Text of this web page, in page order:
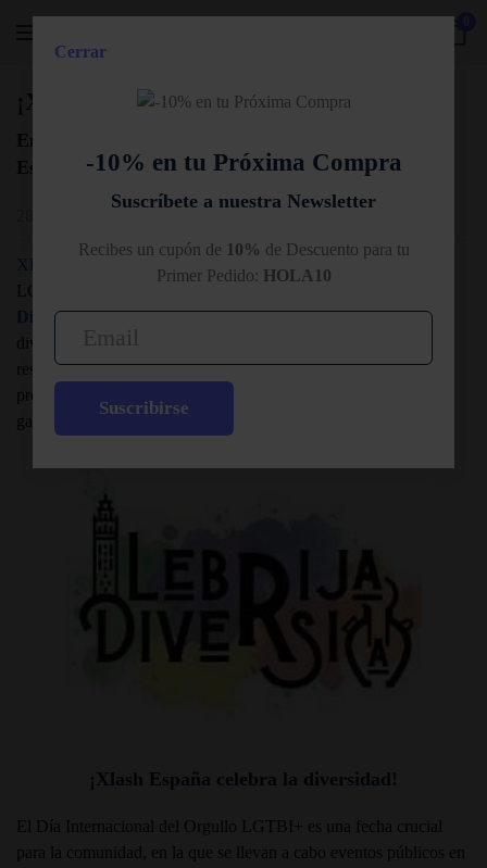
Skip to main content
¡Xlash España celebrando la diversidad!
En el Día Internacional del Orgullo LGTBI+, Xlash
España se une a la Asociación Lebrija Diversidad
Xlash España
conmemora el Día Internacional del Orgullo
LGTBI+ y apoya a la
Diversidad”en su lucha por la visibilidad y aceptación de la
diversidad. Como una empresa comprometida con la
responsabilidad social, Xlash España se une a los esfuerzos para
promover la igualdad y la dignidad de las personas lesbianas,
gays, bisexuales, transexuales e intersexuales.
¡Xlash España celebra la diversidad!
El Día Internacional del Orgullo LGTBI+ es una fecha crucial
para la comunidad, en la que se llevan a cabo eventos públicos en
Cerrar
-10% en tu Próxima Compra
Suscríbete a nuestra Newsletter
Recibes un cupón de 10% de Descuento para tu
Primer Pedido: HOLA10
Suscribirse